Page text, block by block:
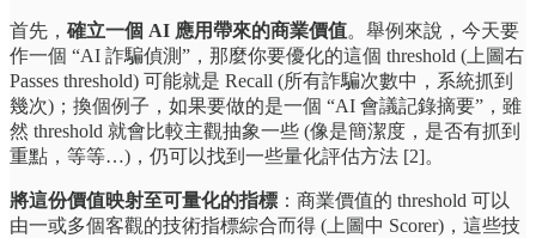
首先， 確立一個 AI 應用帶來的商業價值。舉例來說，今天要
作一個 “AI 詐騙偵測”，那麼你要優化的這個 threshold (上圖右
Passes threshold) 可能就是 Recall (所有詐騙次數中，系統抓到
幾次)；換個例子，如果要做的是一個 “AI 會議記錄摘要”，雖
然 threshold 就會比較主觀抽象一些 (像是簡潔度，是否有抓到
重點，等等…)，仍可以找到一些量化評估方法 [2]。
將這份價值映射至可量化的指標 ：商業價值的 threshold 可以
由一或多個客觀的技術指標綜合而得 (上圖中 Scorer)，這些技